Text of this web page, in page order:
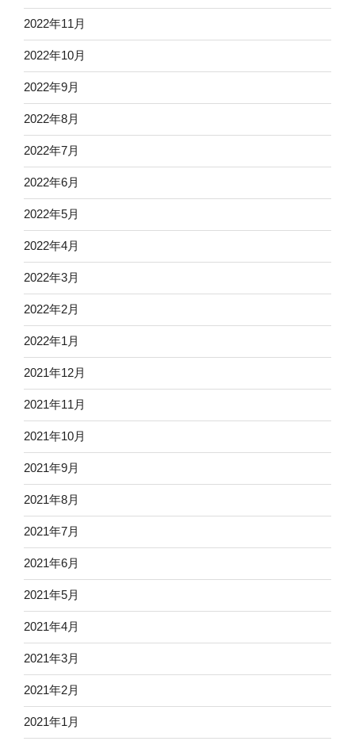
2022年11月
2022年10月
2022年9月
2022年8月
2022年7月
2022年6月
2022年5月
2022年4月
2022年3月
2022年2月
2022年1月
2021年12月
2021年11月
2021年10月
2021年9月
2021年8月
2021年7月
2021年6月
2021年5月
2021年4月
2021年3月
2021年2月
2021年1月